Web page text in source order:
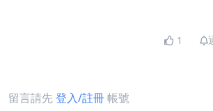
1
留言請先登入/註冊帳號